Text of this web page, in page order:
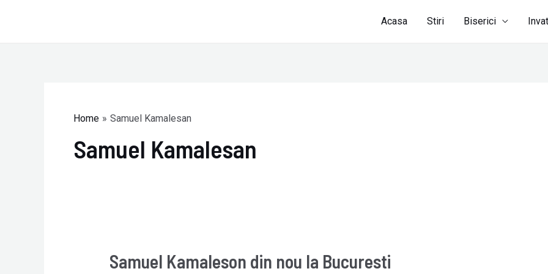
Acasa Stiri Biserici
Home Samuel Kamalesan
Samuel Kamalesan
Samuel Kamaleson din nou la Bucuresti
Samuel